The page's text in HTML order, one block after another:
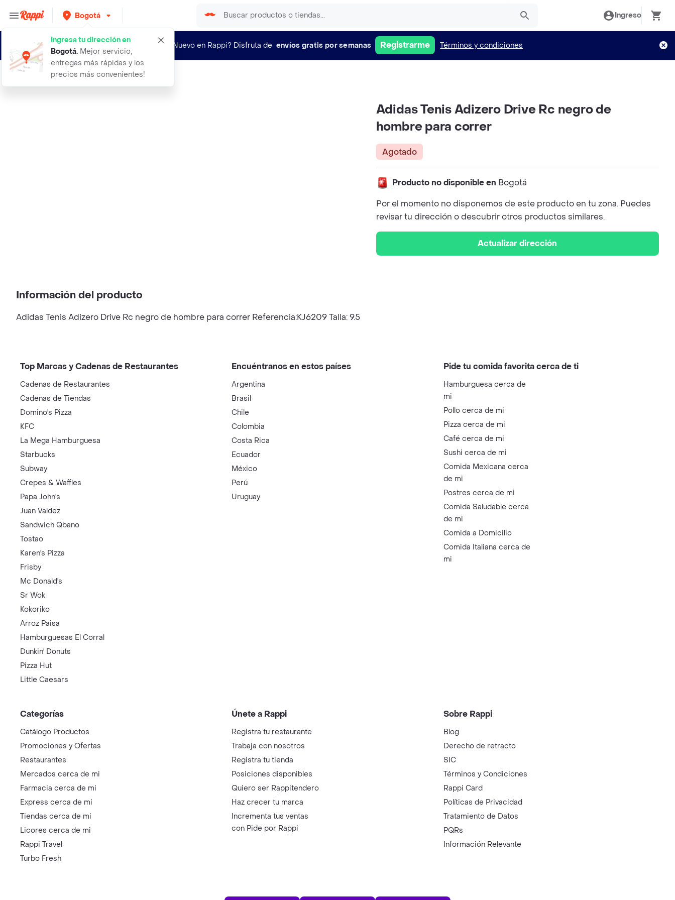
Bogotá
Ingresa tu dirección en
Bogotá. Mejor servicio,
entregas más rápidas y los
precios más convenientes!
Ingreso
¿Nuevo en Rappi? Disfruta de envíos gratis por semanas Registrarme Términos y condiciones
adidas tenis adizero drive rc negro
Adidas Tenis Adizero Drive Rc negro de
hombre para correr
Agotado
Producto no disponible en Bogotá
Por el momento no disponemos de este producto en tu zona. Puedes
revisar tu dirección o descubrir otros productos similares.
Actualizar dirección
Información del producto
Adidas Tenis Adizero Drive Rc negro de hombre para correr Referencia:KJ6209 Talla: 9.5
Top Marcas y Cadenas de Restaurantes
Cadenas de Restaurantes
Cadenas de Tiendas
Domino's Pizza
KFC
La Mega Hamburguesa
Starbucks
Subway
Crepes & Waffles
Papa John's
Juan Valdez
Sandwich Qbano
Tostao
Karen's Pizza
Frisby
Mc Donald's
Sr Wok
Kokoriko
Arroz Paisa
Hamburguesas El Corral
Dunkin' Donuts
Pizza Hut
Little Caesars
Encuéntranos en estos países
Argentina
Brasil
Chile
Colombia
Costa Rica
Ecuador
México
Perú
Uruguay
Pide tu comida favorita cerca de ti
Hamburguesa cerca de
mi
Pollo cerca de mi
Pizza cerca de mi
Café cerca de mi
Sushi cerca de mi
Comida Mexicana cerca
de mi
Postres cerca de mi
Comida Saludable cerca
de mi
Comida a Domicilio
Comida Italiana cerca de
mi
Categorías
Catálogo Productos
Promociones y Ofertas
Restaurantes
Mercados cerca de mi
Farmacia cerca de mi
Express cerca de mi
Tiendas cerca de mi
Licores cerca de mi
Rappi Travel
Turbo Fresh
Únete a Rappi
Registra tu restaurante
Trabaja con nosotros
Registra tu tienda
Posiciones disponibles
Quiero ser Rappitendero
Haz crecer tu marca
Incrementa tus ventas
con Pide por Rappi
Sobre Rappi
Blog
Derecho de retracto
SIC
Términos y Condiciones
Rappi Card
Políticas de Privacidad
Tratamiento de Datos
PQRs
Información Relevante